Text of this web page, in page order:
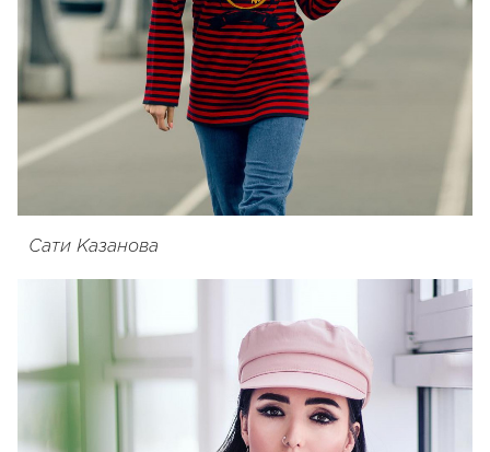
Сати Казанова